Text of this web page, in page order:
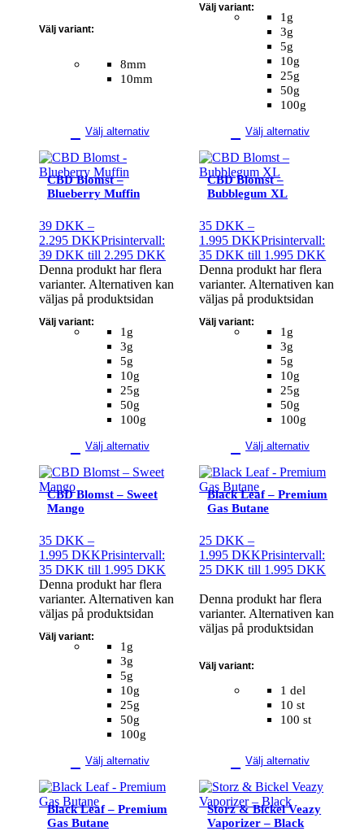
8mm
10mm
Välj variant:
Välj alternativ
1g
3g
5g
10g
25g
50g
100g
Välj variant:
Välj alternativ
CBD Blomst –
Blueberry Muffin
39 DKK –
2.295 DKKPrisintervall:
39 DKK till 2.295 DKK
1g
3g
5g
10g
25g
50g
100g
Välj variant:
Välj alternativ
Denna produkt har flera
varianter. Alternativen kan
väljas på produktsidan
CBD Blomst –
Bubblegum XL
35DKK –
1.995DKKPrisintervall:
35 DKK till 1.995 DKK
1g
3g
5g
10g
25g
50g
100g
Välj variant:
Välj alternativ
Denna produkt har flera
varianter. Alternativen kan
väljas på produktsidan
CBD Blomst – Sweet
Mango
35 DKK –
1.995 DKKPrisintervall:
35 DKK till 1.995 DKK
1g
3g
5g
10g
25g
50g
100g
Välj variant:
Välj alternativ
Denna produkt har flera
varianter. Alternativen kan
väljas på produktsidan
Black Leaf – Premium
Gas Butane
25DKK –
1.995DKKPrisintervall:
25 DKK till 1.995 DKK
1 del
10 st
100 st
Välj variant:
Välj alternativ
Denna produkt har flera
varianter. Alternativen kan
väljas på produktsidan
Black Leaf – Premium
Gas Butane
Storz & Bickel Veazy
Vaporizer – Black